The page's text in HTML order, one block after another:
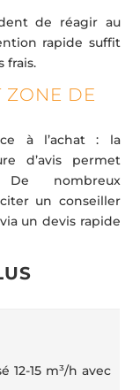
de réagir au
rapide suffit
frais.
ZONE DE
à l’achat : la
d’avis permet
De nombreux
un conseiller
un devis rapide
12-15 m³/h avec